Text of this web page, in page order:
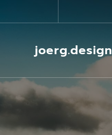
Inhalt
joerg.design